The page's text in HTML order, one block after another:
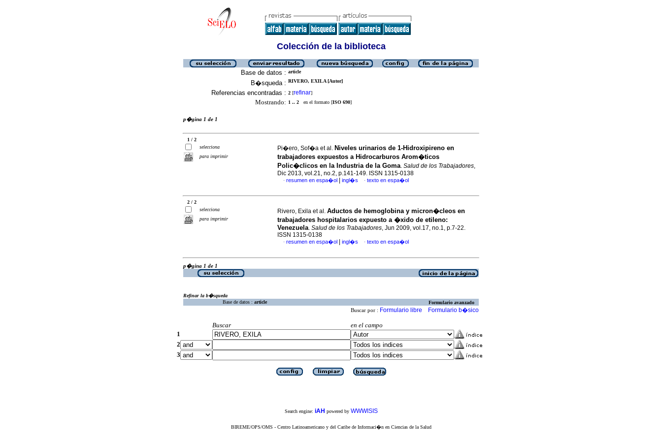
Colección de la biblioteca
Base de datos : article
B�squeda : RIVERO, EXILA [Autor]
Referencias encontradas : 2 [refinar]
Mostrando: 1 .. 2 en el formato [ISO 690]
p�gina 1 de 1
1 / 2
selecciona
para imprimir
Pi�ero, Sof�a et al. Niveles urinarios de 1-Hidroxipireno en
trabajadores expuestos a Hidrocarburos Arom�ticos
Polic�clicos en la Industria de la Goma. Salud de los Trabajadores,
Dic 2013, vol.21, no.2, p.141-149. ISSN 1315-0138
· resumen en espa�ol ingl�s · texto en espa�ol
2 / 2
selecciona
para imprimir
Rivero, Exila et al. Aductos de hemoglobina y micron�cleos en
trabajadores hospitalarios expuesto a �xido de etileno:
Venezuela. Salud de los Trabajadores, Jun 2009, vol.17, no.1, p.7-22.
ISSN 1315-0138
· resumen en espa�ol ingl�s · texto en espa�ol
p�gina 1 de 1
Refinar la b�squeda
Base de datos : article Formulario avanzado
Buscar por : Formulario libre Formulario b�sico
Buscar
en el campo
1
2
3
Search engine: iAH powered by WWWISIS
BIREME/OPS/OMS - Centro Latinoamericano y del Caribe de Informaci�n en Ciencias de la Salud